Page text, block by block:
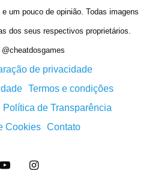
um pouco de opinião. Todas imagens
dos seus respectivos proprietários.
de privacidade
Termos e condições
Política de Transparência
Cookies Contato
YouTubeInstagram